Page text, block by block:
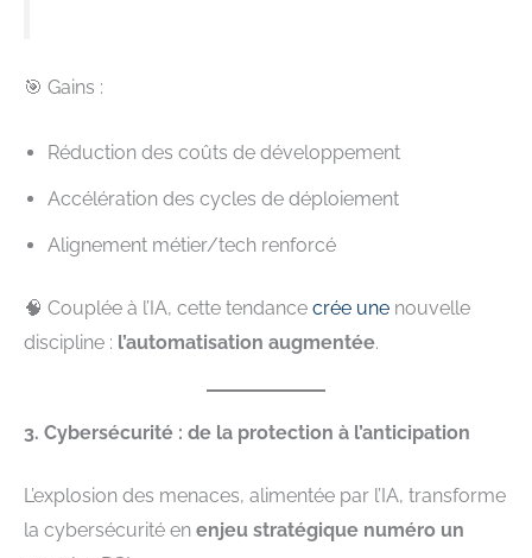
🎯 Gains :
Réduction des coûts de développement
Accélération des cycles de déploiement
Alignement métier/tech renforcé
🧠 Couplée à l’IA, cette tendance crée une nouvelle
discipline : l’automatisation augmentée.
3. Cybersécurité : de la protection à l’anticipation
L’explosion des menaces, alimentée par l’IA, transforme
la cybersécurité en enjeu stratégique numéro un